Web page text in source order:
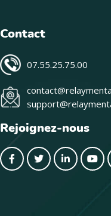
Contact
07.55.25.75.00
Rejoignez-nous